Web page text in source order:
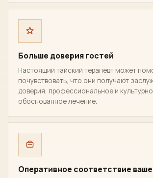
Больше доверия гостей
Настоящий тайский терапевт может
почувствовать, что они получают
доверия, профессиональное и культурно
обоснованное лечение.
Оперативное соответствие